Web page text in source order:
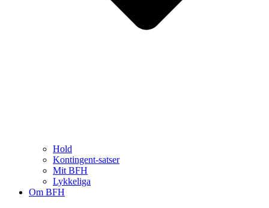
Hold
Kontingent-satser
Mit BFH
Lykkeliga
Om BFH